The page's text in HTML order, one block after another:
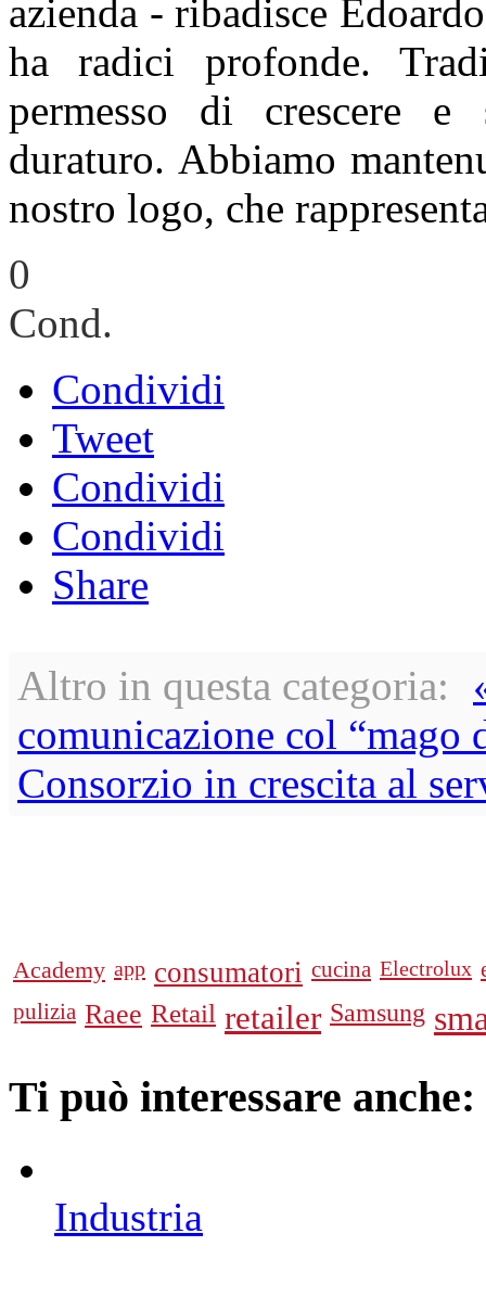
azienda - ribadisce
ha radici profonde.
permesso di crescere
duraturo. Abbiamo
nostro logo, che
0
Cond.
Condividi
Tweet
Condividi
Condividi
Share
Altro in questa categoria:
comunicazione col “mago
Consorzio in crescita al
Academy app consumatori cucina Electrolux
pulizia Raee Retail retailer Samsung
Ti può interessare anche:
Industria